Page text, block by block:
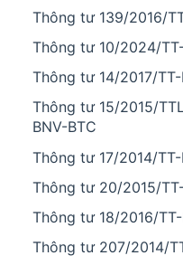
Thông tư 139/2016/
Thông tư 10/2024/
Thông tư 14/2017/
Thông tư 15/2015/
BNV-BTC
Thông tư 17/2014/
Thông tư 20/2015/
Thông tư 18/2016/
Thông tư 207/2014/